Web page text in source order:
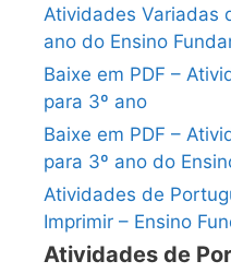
Atividades Variadas
ano do Ensino
Baixe em PDF –
para 3º ano
Baixe em PDF –
para 3º ano do
Atividades de
Imprimir – Ensino
Atividades de